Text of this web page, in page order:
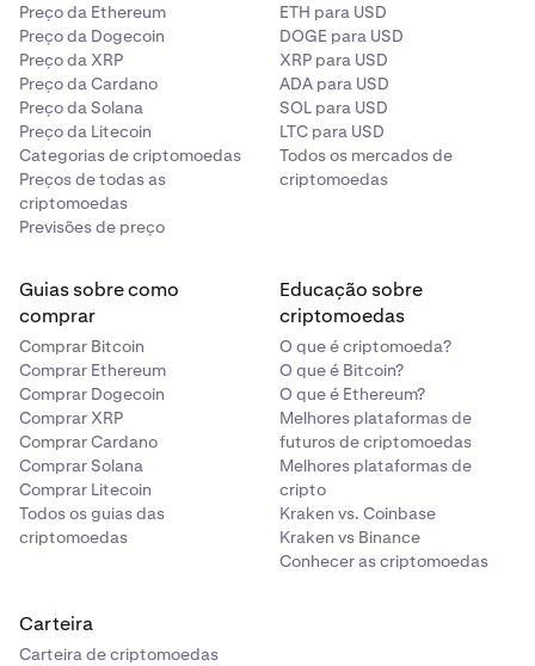
Preço da Ethereum
Preço da Dogecoin
Preço da XRP
Preço da Cardano
Preço da Solana
Preço da Litecoin
Categorias de criptomoedas
Preços de todas as
criptomoedas
Previsões de preço
ETH para USD
DOGE para USD
XRP para USD
ADA para USD
SOL para USD
LTC para USD
Todos os mercados de
criptomoedas
Guias sobre como
comprar
Comprar Bitcoin
Comprar Ethereum
Comprar Dogecoin
Comprar XRP
Comprar Cardano
Comprar Solana
Comprar Litecoin
Todos os guias das
criptomoedas
Educação sobre
criptomoedas
O que é criptomoeda?
O que é Bitcoin?
O que é Ethereum?
Melhores plataformas de
futuros de criptomoedas
Melhores plataformas de
cripto
Kraken vs. Coinbase
Kraken vs Binance
Conhecer as criptomoedas
Carteira
Carteira de criptomoedas